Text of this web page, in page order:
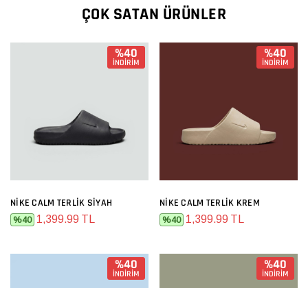
ÇOK SATAN ÜRÜNLER
%40
İNDİRİM
NIKE CALM TERLIK SIYAH
%40 1,399.99 TL
%40
İNDİRİM
NIKE CALM TERLIK KREM
%40 1,399.99 TL
%40
İNDİRİM
%40
İNDİRİM